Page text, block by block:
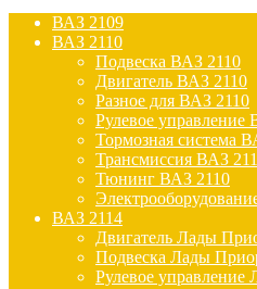
ВАЗ 2109
ВАЗ 2110
Подвеска ВАЗ 2110
Двигатель ВАЗ 2110
Разное для ВАЗ 2110
Рулевое управление
Тормозная система
Трансмиссия ВАЗ
Тюнинг ВАЗ 2110
ВАЗ 2114
Двигатель Лады
Подвеска Лады
Рулевое